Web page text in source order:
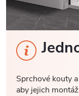
Sprchové kouty
aby jejich